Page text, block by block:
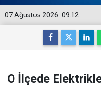
09:12
07 Ağustos 2026
O İlçede